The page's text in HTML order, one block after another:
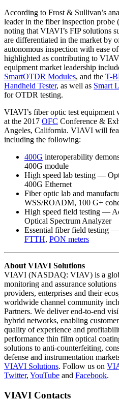
According to Frost & Sullivan’s
leader in the fiber inspection probe
noting that VIAVI’s FIP solutions
are differentiated in the market by
autonomous inspection with ease
highlighted as contributing to
equipment market leadership
SmartOTDR Modules, and the T-
Handheld Tester, as well as Smart
for OTDR testing.
VIAVI’s fiber optic test
at the 2017 OFC Conference &
Angeles, California. VIAVI will
including the following:
400G interoperability
400G module
High speed lab testing —
400G Ethernet
Fiber optic lab and
WSS/ROADM, 100 G+
High speed field testing —
Optical Spectrum Analyzer
Essential fiber field testing —
FTTH, PON meters
About VIAVI Solutions
VIAVI (NASDAQ: VIAV) is a
monitoring and assurance
providers, enterprises and their
worldwide channel community
Partners. We deliver end-to-end
hybrid networks, enabling
quality of experience and
performance thin film optical
solutions to anti-counterfeiting,
defense and instrumentation
VIAVI Solutions. Follow us on
Twitter, YouTube and Facebook.
VIAVI Contacts